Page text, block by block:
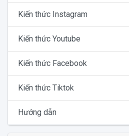
Kiến thức Instagram
Kiến thức Youtube
Kiến thức Facebook
Kiến thức Tiktok
Hướng dẫn